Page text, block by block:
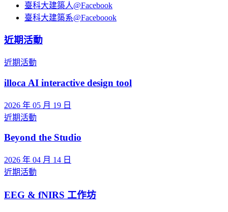
臺科大建築人@Facebook
臺科大建築系@Faceboook
近期活動
近期活動
illoca AI interactive design tool
2026 年 05 月 19 日
近期活動
Beyond the Studio
2026 年 04 月 14 日
近期活動
EEG & fNIRS 工作坊